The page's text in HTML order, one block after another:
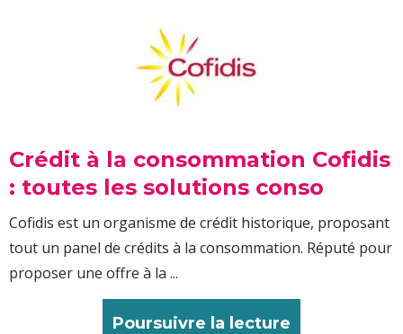
Crédit à la consommation Cofidis
: toutes les solutions conso
Cofidis est un organisme de crédit historique, proposant
tout un panel de crédits à la consommation. Réputé pour
proposer une offre à la ...
Poursuivre la lecture